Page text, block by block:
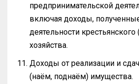
предпринимательской
включая доходы,
деятельности
хозяйства.
Доходы от реализации и
(наём, поднаём) имущества.